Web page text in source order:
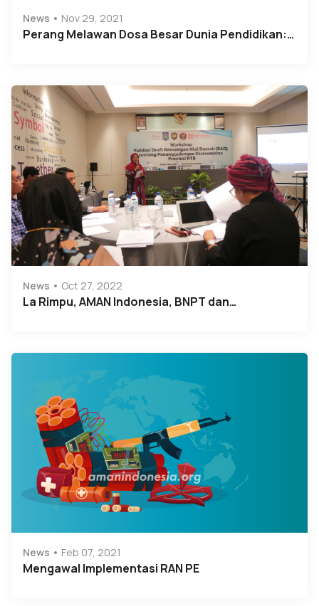
News Nov 29, 2021
Perang Melawan Dosa Besar Dunia Pendidikan:…
News Oct 27, 2022
La Rimpu, AMAN Indonesia, BNPT dan…
News Feb 07, 2021
Mengawal Implementasi RAN PE